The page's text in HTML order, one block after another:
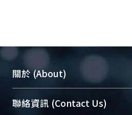
關於 (About)
臺大位居世界頂尖大學之列
聯絡資訊 (Contact Us)